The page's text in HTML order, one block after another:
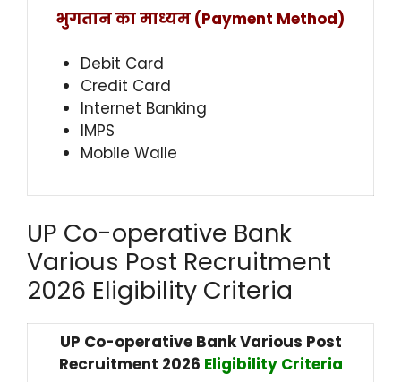
भुगतान का माध्यम (Payment Method)
Debit Card
Credit Card
Internet Banking
IMPS
Mobile Walle
UP Co-operative Bank
Various Post Recruitment
2026 Eligibility Criteria
UP Co-operative Bank Various Post
Recruitment 2026 Eligibility Criteria